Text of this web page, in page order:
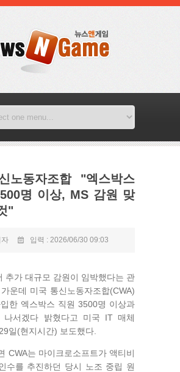
노동자조합 "엑스박스
명 이상, MS 감원 맞
"
자 입력 : 2026/06/30 09:03
추가 대규모 감원이 임박했다는 관
운데 미국 통신노동자조합(CWA)
한 엑스박스 직원 3500명 이상과
나서겠다 밝혔다고 미국 IT 매체
일(현지시간) 보도했다.
CWA는 마이크로소프트가 액티비
수를 추진하던 당시 노조 중립 원